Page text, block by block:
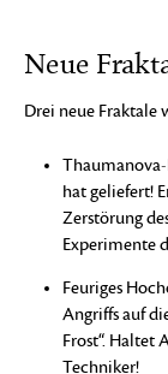
Neue
Drei neue Fraktale
hat geliefert!
Zerstörung
Experimente
Feuriges
Angriffs auf
Frost“. Haltet
Techniker!